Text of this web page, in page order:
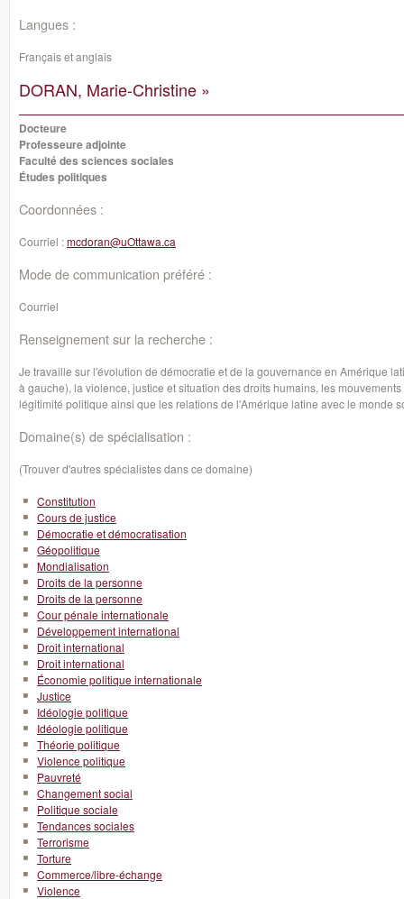
Langues :
Français et anglais
DORAN, Marie-Christine »
Docteure
Professeure adjointe
Faculté des sciences sociales
Études politiques
Coordonnées :
Courriel :mcdoran@uOttawa.ca
Mode de communication préféré :
Courriel
Renseignement sur la recherche :
Je travaille sur l'évolution de démocratie et de la gouvernance en Amérique
à gauche), la violence, justice et situation des droits humains, les
légitimité politique ainsi que les relations de l'Amérique latine avec le monde
Domaine(s) de spécialisation :
(Trouver d'autres spécialistes dans ce domaine)
Constitution
Cours de justice
Démocratie et démocratisation
Géopolitique
Mondialisation
Droits de la personne
Droits de la personne
Cour pénale internationale
Développement international
Droit international
Droit international
Économie politique internationale
Justice
Idéologie politique
Idéologie politique
Théorie politique
Violence politique
Pauvreté
Changement social
Politique sociale
Tendances sociales
Terrorisme
Torture
Commerce/libre-échange
Violence